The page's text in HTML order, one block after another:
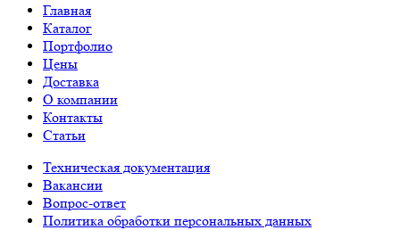
Главная
Каталог
Портфолио
Цены
Доставка
О компании
Контакты
Статьи
Техническая документация
Вакансии
Вопрос-ответ
Политика обработки персональных данных